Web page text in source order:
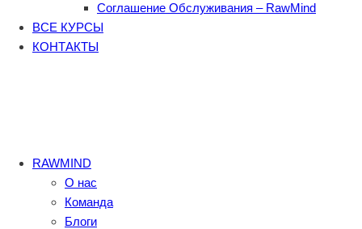
Соглашение Обслуживания – RawMind
ВСЕ КУРСЫ
КОНТАКТЫ
RAWMIND
О нас
Команда
Блоги